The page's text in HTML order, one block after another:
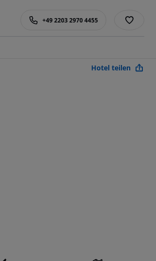
+49 2203 2970 4455
Hotel teilen